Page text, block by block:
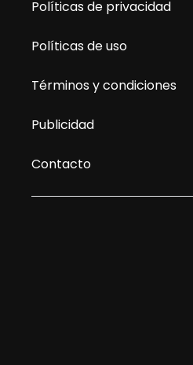
Políticas de privacidad
Políticas de uso
Términos y condiciones
Publicidad
Contacto